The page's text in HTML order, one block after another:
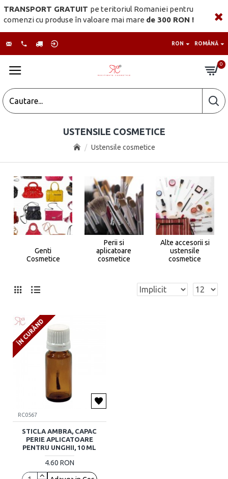
TRANSPORT GRATUIT pe teritoriul Romaniei pentru
comenzi cu produse în valoare mai mare de 300 RON !
RON ROMÂNĂ
0
Ustensile cosmetice
USTENSILE COSMETICE
Genti
Cosmetice
Perii si
aplicatoare
cosmetice
Alte accesorii si
ustensile
cosmetice
ÎN CURÂND
RC0567
STICLA AMBRA, CAPAC
PERIE APLICATOARE
PENTRU UNGHII, 10 ML
4.60 RON